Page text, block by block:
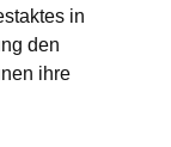
in
den
ihre